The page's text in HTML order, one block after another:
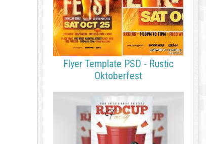
Flyer Template PSD - Rustic
Oktoberfest